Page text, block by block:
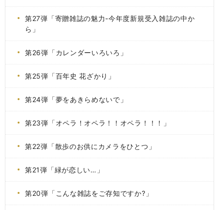
第27弾「寄贈雑誌の魅力-今年度新規受入雑誌の中か
ら」
第26弾「カレンダーいろいろ」
第25弾「百年史 花ざかり」
第24弾「夢をあきらめないで」
第23弾「オペラ！オペラ！！オペラ！！！」
第22弾「散歩のお供にカメラをひとつ」
第21弾「緑が恋しい…」
第20弾「こんな雑誌をご存知ですか?」